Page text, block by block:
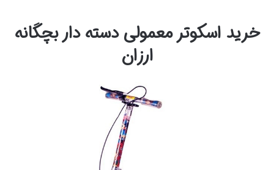
خرید اسکوتر معمولی دسته دار بچگانه
ارزان